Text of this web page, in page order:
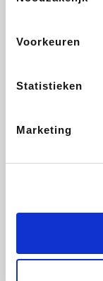
Voorkeuren
Statistieken
Marketing
CheapTickets.be
Samsung